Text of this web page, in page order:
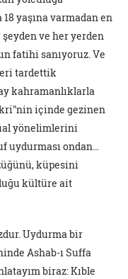
yaşına varmadan en
ve her yerden
fatihi sanıyoruz. Ve
tardettik
kahramanlıklarla
içinde gezinen
yönelimlerini
uydurması ondan…
küpesini
kültüre ait
Uydurma bir
Ashab-ı Suffa
biraz: Kıble